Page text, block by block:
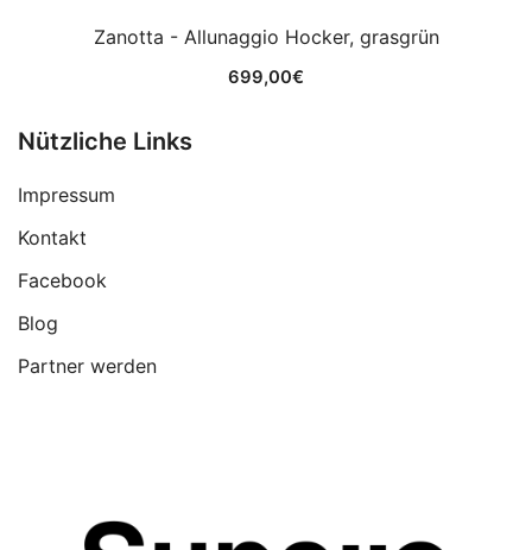
Zanotta - Allunaggio Hocker, grasgrün
699,00€
Nützliche Links
Impressum
Kontakt
Facebook
Blog
Partner werden